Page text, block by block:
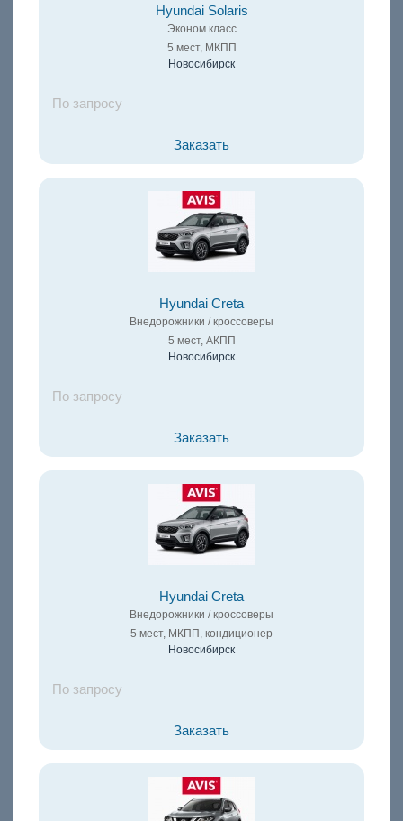
Hyundai Solaris
Эконом класс
5 мест, МКПП
Новосибирск
По запросу
Заказать
Hyundai Creta
Внедорожники / кроссоверы
5 мест, АКПП
Новосибирск
По запросу
Заказать
Hyundai Creta
Внедорожники / кроссоверы
5 мест, МКПП, кондиционер
Новосибирск
По запросу
Заказать